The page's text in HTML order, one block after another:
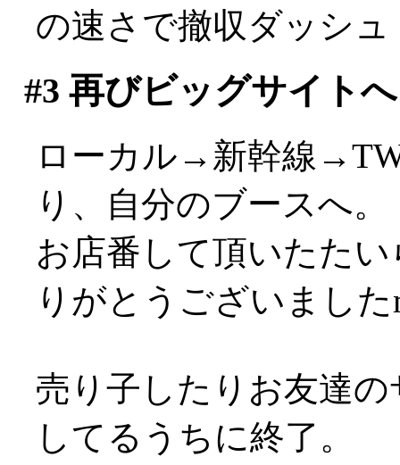
の速さで撤収ダッシュ
#3 再びビッグサイトへ
ローカル→新幹線
り、自分のブースへ。
お店番して頂いたた
りがとうございました
売り子したりお友達
してるうちに終了。